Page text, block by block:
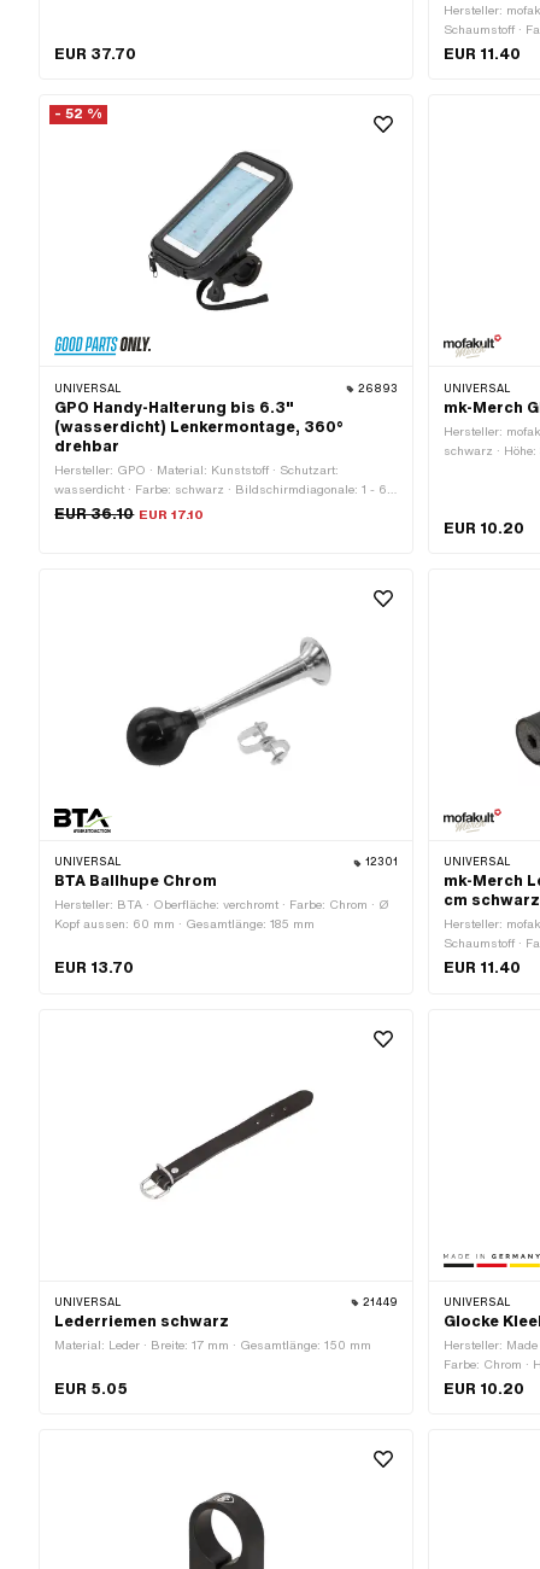
EUR 37.70
Hersteller:
Schaumstoff ·
weiss · Ø innen:
EUR 11.40
- 52 %
UNIVERSAL 26893
GPO Handy-Halterung bis 6.3"
(wasserdicht) Lenkermontage, 360°
drehbar
Hersteller: GPO · Material: Kunststoff · Schutzart:
wasserdicht · Farbe: schwarz · Bildschirmdiagonale: 1 - 6.3
" · Breite: 105 mm · Breite Lenkerklemme: 27 mm · Höhe:
EUR 36.10 EUR 17.10
UNIVERSAL
mk-Merch
Hersteller:
schwarz ·
EUR 10.20
UNIVERSAL 12301
BTA Ballhupe Chrom
Hersteller: BTA · Oberfläche: verchromt · Farbe: Chrom · Ø
Kopf aussen: 60 mm · Gesamtlänge: 185 mm
EUR 13.70
UNIVERSAL
mk-Merch
cm schwarz
Hersteller:
Schaumstoff ·
weiss · Ø innen:
EUR 11.40
UNIVERSAL 21449
Lederriemen schwarz
Material: Leder · Breite: 17 mm · Gesamtlänge: 150 mm
EUR 5.05
UNIVERSAL
Glocke
Hersteller:
Farbe: Chrom ·
EUR 10.20